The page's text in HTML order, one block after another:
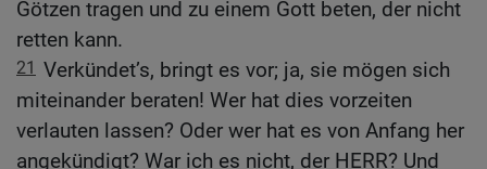
Götzen tragen und zu einem Gott beten, der nicht
retten kann.
21 Verkündet’s, bringt es vor; ja, sie mögen sich
miteinander beraten! Wer hat dies vorzeiten
verlauten lassen? Oder wer hat es von Anfang her
angekündigt? War ich es nicht, der HERR? Und